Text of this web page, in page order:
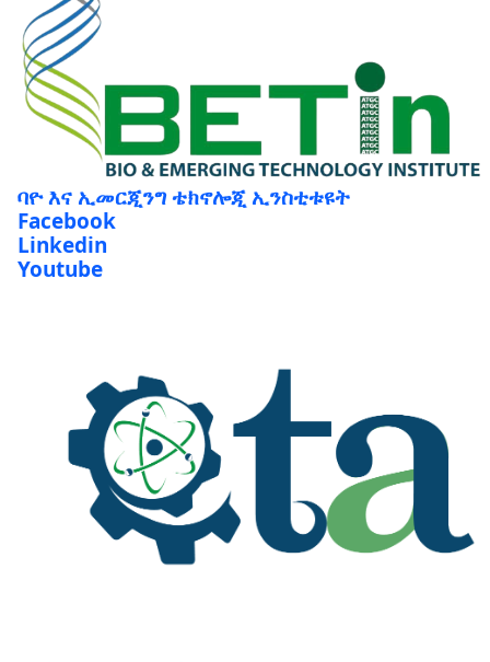
ባዮ እና ኢመርጂንግ ቴክኖሎጂ ኢንስቲቱዩት
Facebook
Linkedin
Youtube